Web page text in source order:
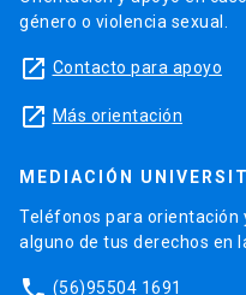
género o violencia sexual.
launch Contacto para apoyo
launch Más orientación
MEDIACIÓN
Teléfonos para orientación
alguno de tus derechos en
(56)95504 1691